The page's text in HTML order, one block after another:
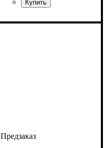
Мужской